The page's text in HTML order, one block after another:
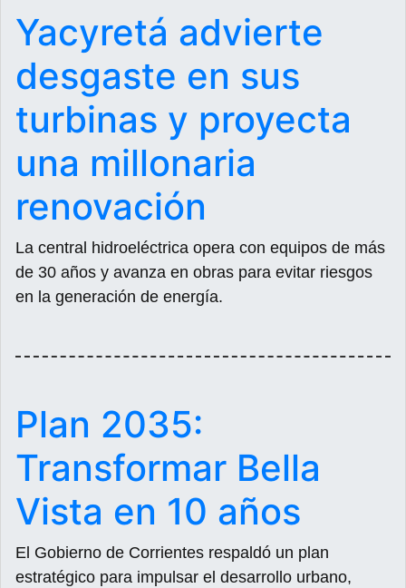
Yacyretá advierte
desgaste en sus
turbinas y proyecta
una millonaria
renovación
La central hidroeléctrica opera con equipos de más
de 30 años y avanza en obras para evitar riesgos
en la generación de energía.
Plan 2035:
Transformar Bella
Vista en 10 años
El Gobierno de Corrientes respaldó un plan
estratégico para impulsar el desarrollo urbano,